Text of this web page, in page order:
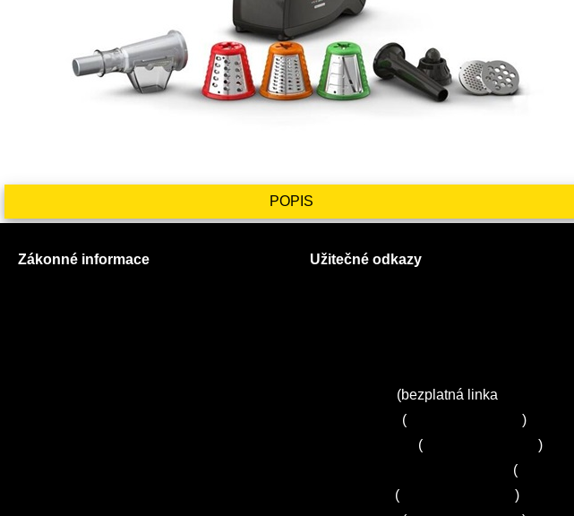
POPIS
Zákonné informace Užitečné odkazy
(bezplatná linka
(
)
(
)
(
(
)